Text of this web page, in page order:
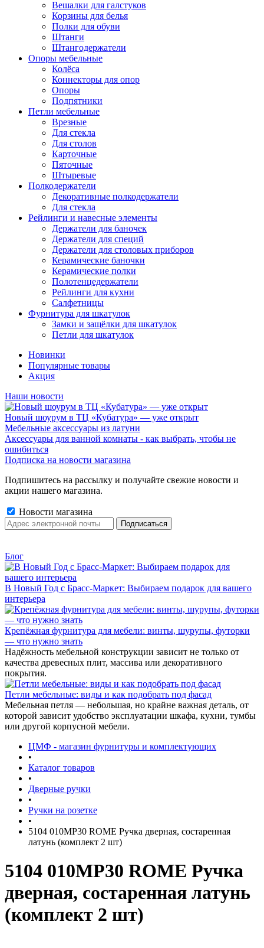
Вешалки для галстуков
Корзины для белья
Полки для обуви
Штанги
Штангодержатели
Опоры мебельные
Колёса
Коннекторы для опор
Опоры
Подпятники
Петли мебельные
Врезные
Для стекла
Для столов
Карточные
Пяточные
Штыревые
Полкодержатели
Декоративные полкодержатели
Для стекла
Рейлинги и навесные элементы
Держатели для баночек
Держатели для специй
Держатели для столовых приборов
Керамические баночки
Керамические полки
Полотенцедержатели
Рейлинги для кухни
Салфетницы
Фурнитура для шкатулок
Замки и защёлки для шкатулок
Петли для шкатулок
Новинки
Популярные товары
Акция
Наши новости
Новый шоурум в ТЦ «Кубатура» — уже открыт
Мебельные аксессуары из латуни
Аксессуары для ванной комнаты - как выбрать, чтобы не
ошибиться
Подписка на новости магазина
Подпишитесь на рассылку и получайте свежие новости и
акции нашего магазина.
Новости магазина
Блог
В Новый Год с Брасс-Маркет: Выбираем подарок для вашего
интерьера
Крепёжная фурнитура для мебели: винты, шурупы, футорки
— что нужно знать
Надёжность мебельной конструкции зависит не только от
качества древесных плит, массива или декоративного
покрытия.
Петли мебельные: виды и как подобрать под фасад
Мебельная петля — небольшая, но крайне важная деталь, от
которой зависит удобство эксплуатации шкафа, кухни, тумбы
или другой корпусной мебели.
ЦМФ - магазин фурнитуры и комплектующих
•
Каталог товаров
•
Дверные ручки
•
Ручки на розетке
•
5104 010MP30 ROME Ручка дверная, состаренная
латунь (комплект 2 шт)
5104 010MP30 ROME Ручка
дверная, состаренная латунь
(комплект 2 шт)